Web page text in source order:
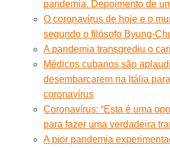
pandemia. Depoimento de
O coronavírus de hoje e o
segundo o filósofo Byung-
A pandemia transgrediu o
Médicos cubanos são
desembarcarem na Itália
coronavírus
Coronavírus: “Esta é uma
para fazer uma verdadeira
A pior pandemia